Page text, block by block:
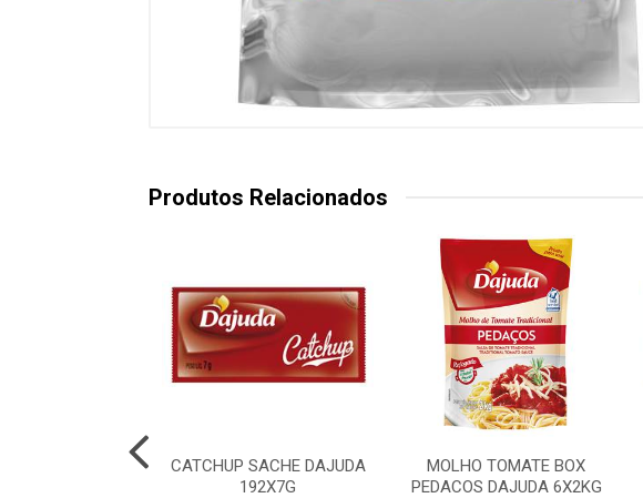
Produtos Relacionados
CATCHUP SACHE DAJUDA
192X7G
MOLHO TOMATE BOX
PEDACOS DAJUDA 6X2KG